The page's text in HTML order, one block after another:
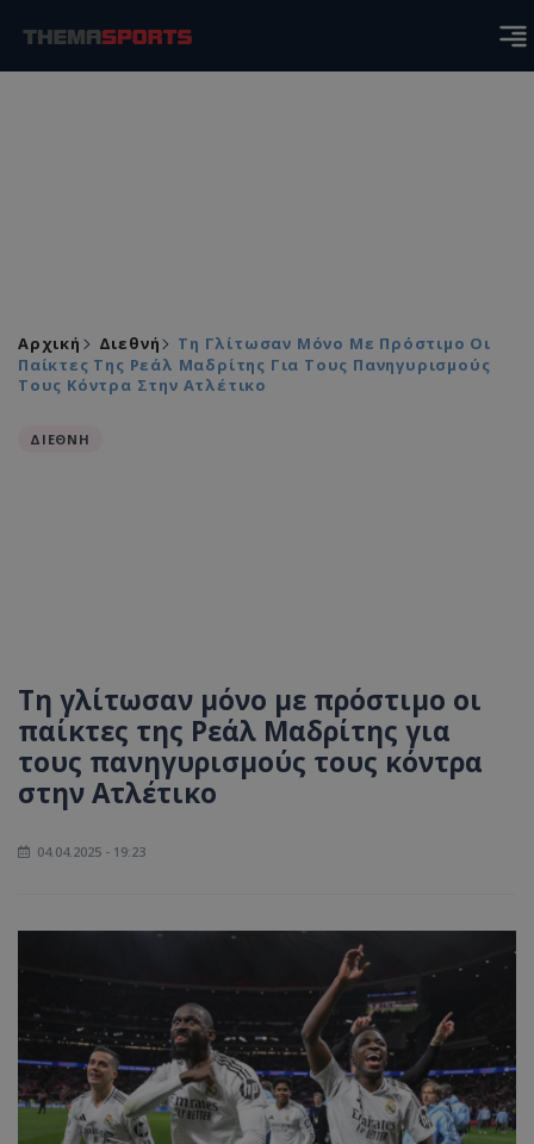
Αρχική Διεθνή
Τη Γλίτωσαν Μόνο Με Πρόστιμο Οι
Παίκτες Της Ρεάλ Μαδρίτης Για Τους Πανηγυρισμούς
Τους Κόντρα Στην Ατλέτικο
ΔΙΕΘΝΗ
Τη γλίτωσαν μόνο με πρόστιμο οι
παίκτες της Ρεάλ Μαδρίτης για
τους πανηγυρισμούς τους κόντρα
στην Ατλέτικο
04.04.2025 - 19:23